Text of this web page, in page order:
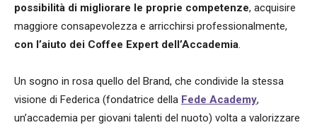
possibilità di migliorare le proprie competenze, acquisire
maggiore consapevolezza e arricchirsi professionalmente,
con l’aiuto dei Coffee Expert dell’Accademia.
Un sogno in rosa quello del Brand, che condivide la stessa
visione di Federica (fondatrice della Fede Academy,
un’accademia per giovani talenti del nuoto) volta a valorizzare